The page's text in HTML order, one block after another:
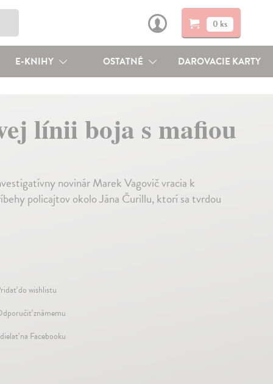
0 ks
E-KNIHY OSTATNÉ DAROVACIE KARTY
línii boja s mafiou
novinár Marek Vagovič vracia k
policajtov okolo Jána Čurillu, ktorí sa tvrdou
do wishlistu
známemu
na Facebooku